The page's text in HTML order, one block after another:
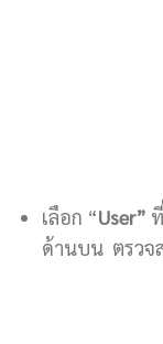
เลือก “User”
ด้านบน ตรวจ